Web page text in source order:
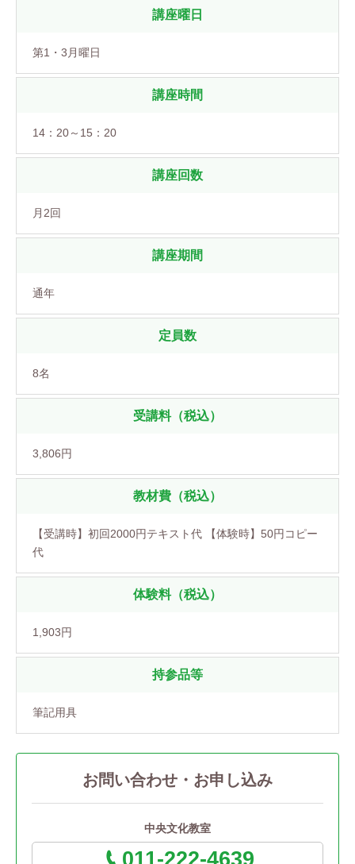
講座曜日
第1・3月曜日
講座時間
14：20～15：20
講座回数
月2回
講座期間
通年
定員数
8名
受講料（税込）
3,806円
教材費（税込）
【受講時】初回2000円テキスト代 【体験時】50円コピー
代
体験料（税込）
1,903円
持参品等
筆記用具
お問い合わせ・お申し込み
中央文化教室
011-222-4639